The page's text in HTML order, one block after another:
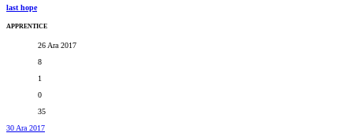
last hope
APPRENTICE
26 Ara 2017
8
1
0
35
30 Ara 2017